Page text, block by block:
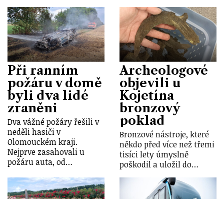
Při ranním
požáru v domě
byli dva lidé
zraněni
Dva vážné požáry řešili v
neděli hasiči v
Olomouckém kraji.
Nejprve zasahovali u
požáru auta, od…
Archeologové
objevili u
Kojetína
bronzový
poklad
Bronzové nástroje, které
někdo před více než třemi
tisíci lety úmyslně
poškodil a uložil do…